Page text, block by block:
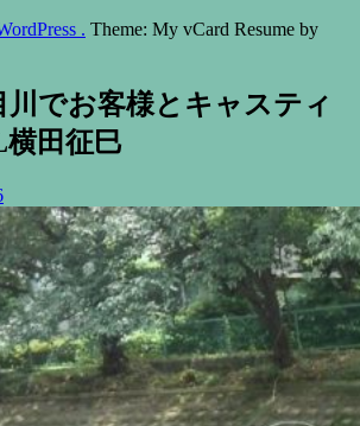
. Theme: My vCard Resume by
川でお客様とキャスティ
田征巳